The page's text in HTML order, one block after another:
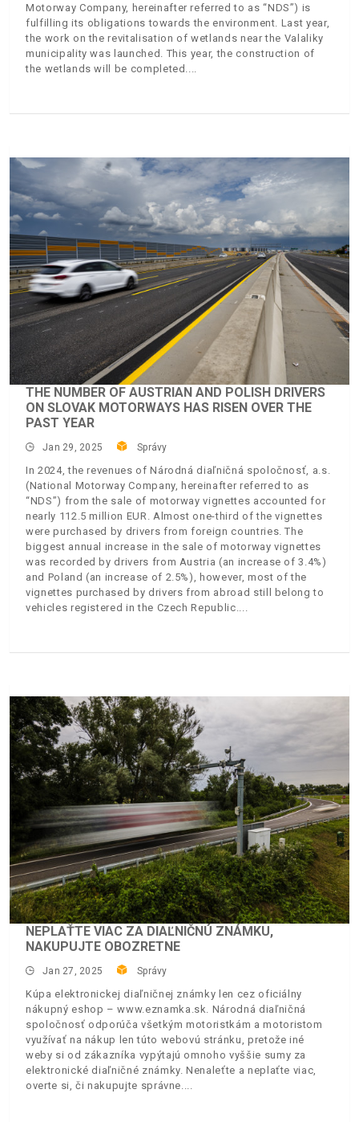
Motorway Company, hereinafter referred to as “NDS”) is
fulfilling its obligations towards the environment. Last year,
the work on the revitalisation of wetlands near the Valaliky
municipality was launched. This year, the construction of
the wetlands will be completed.
THE NUMBER OF AUSTRIAN AND POLISH DRIVERS
ON SLOVAK MOTORWAYS HAS RISEN OVER THE
PAST YEAR
Jan 29, 2025 Správy
In 2024, the revenues of Národná diaľničná spoločnosť, a.s.
(National Motorway Company, hereinafter referred to as
“NDS”) from the sale of motorway vignettes accounted for
nearly 112.5 million EUR. Almost one-third of the vignettes
were purchased by drivers from foreign countries. The
biggest annual increase in the sale of motorway vignettes
was recorded by drivers from Austria (an increase of 3.4%)
and Poland (an increase of 2.5%), however, most of the
vignettes purchased by drivers from abroad still belong to
vehicles registered in the Czech Republic.
NEPLAŤTE VIAC ZA DIAĽNIČNÚ ZNÁMKU,
NAKUPUJTE OBOZRETNE
Jan 27, 2025 Správy
Kúpa elektronickej diaľničnej známky len cez oficiálny
nákupný eshop – www.eznamka.sk. Národná diaľničná
spoločnosť odporúča všetkým motoristkám a motoristom
využívať na nákup len túto webovú stránku, pretože iné
weby si od zákazníka vypýtajú omnoho vyššie sumy za
elektronické diaľničné známky. Nenaleťte a neplaťte viac,
overte si, či nakupujte správne.